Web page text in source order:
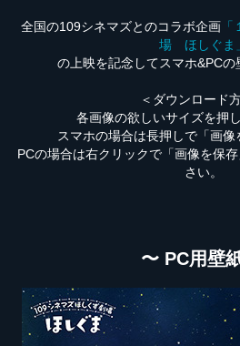
全国の109シネマズとのコラボ企画
場 ほしぐま」
の上映を記念してスマホ&PCの
＜ダウンロード
各画像の欲しいサイズを押
スマホの場合は長押しで「画像
PCの場合は右クリックで「画像を保
さい。
〜 PC用壁